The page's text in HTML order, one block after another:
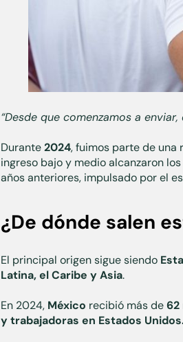
“Desde que comenzamos a
Durante2024, fuimos parte de una
ingreso bajo y medio alcanzaron los
años anteriores, impulsado por el
¿De dónde salen
El principal origen sigue siendo
Latina, el Caribe y Asia.
En 2024, México recibió más de62
y trabajadoras en Estados